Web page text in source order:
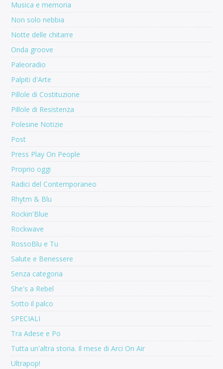
Musica e memoria
Non solo nebbia
Notte delle chitarre
Onda groove
Paleoradio
Palpiti d'Arte
Pillole di Costituzione
Pillole di Resistenza
Polesine Notizie
Post
Press Play On People
Proprio oggi
Radici del Contemporaneo
Rhytm & Blu
Rockin'Blue
Rockwave
RossoBlu e Tu
Salute e Benessere
Senza categoria
She's a Rebel
Sotto il palco
SPECIALI
Tra Adese e Po
Tutta un'altra storia. Il mese di Arci On Air
Ultrapop!